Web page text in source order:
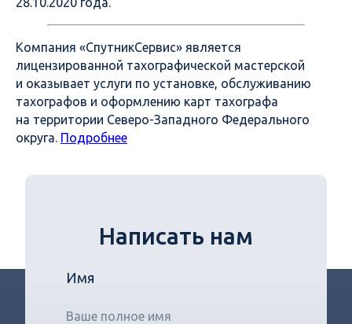
Компания «СпутникСервис» является
лицензированной тахографической мастерской
и оказывает услуги по установке, обслуживанию
тахографов и оформлению карт тахографа
на территории Северо-Западного Федерального
округа. Подробнее
Имя
Написать нам